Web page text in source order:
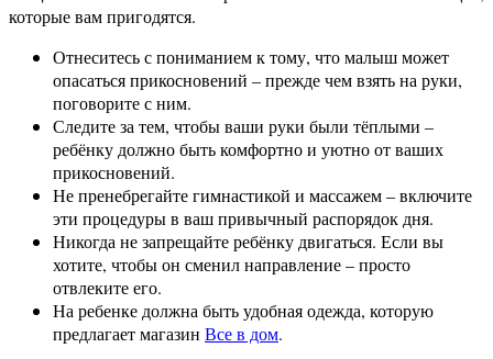
которые вам пригодятся.
Отнеситесь с пониманием к тому, что малыш может
опасаться прикосновений – прежде чем взять на руки,
поговорите с ним.
Следите за тем, чтобы ваши руки были тёплыми –
ребёнку должно быть комфортно и уютно от ваших
прикосновений.
Не пренебрегайте гимнастикой и массажем – включите
эти процедуры в ваш привычный распорядок дня.
Никогда не запрещайте ребёнку двигаться. Если вы
хотите, чтобы он сменил направление – просто
отвлеките его.
На ребенке должна быть удобная одежда, которую
предлагает магазин Все в дом.